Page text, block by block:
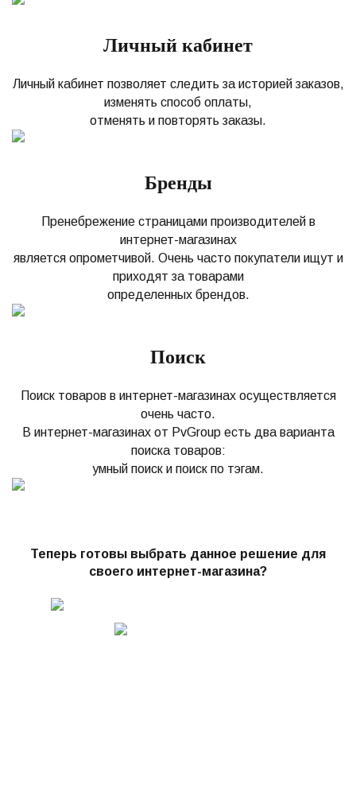
Личный кабинет
Личный кабинет позволяет следить за историей заказов,
изменять способ оплаты,
отменять и повторять заказы.
Бренды
Пренебрежение страницами производителей в
интернет-магазинах
является опрометчивой. Очень часто покупатели ищут и
приходят за товарами
определенных брендов.
Поиск
Поиск товаров в интернет-магазинах осуществляется
очень часто.
В интернет-магазинах от PvGroup есть два варианта
поиска товаров:
умный поиск и поиск по тэгам.
Теперь готовы выбрать данное решение для
своего интернет-магазина?